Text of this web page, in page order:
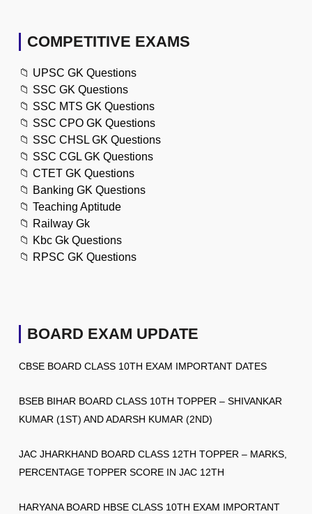
COMPETITIVE EXAMS
📁 UPSC GK Questions
📁 SSC GK Questions
📁 SSC MTS GK Questions
📁 SSC CPO GK Questions
📁 SSC CHSL GK Questions
📁 SSC CGL GK Questions
📁 CTET GK Questions
📁 Banking GK Questions
📁 Teaching Aptitude
📁 Railway Gk
📁 Kbc Gk Questions
📁 RPSC GK Questions
BOARD EXAM UPDATE
CBSE BOARD CLASS 10TH EXAM IMPORTANT DATES
BSEB BIHAR BOARD CLASS 10TH TOPPER – SHIVANKAR
KUMAR (1ST) AND ADARSH KUMAR (2ND)
JAC JHARKHAND BOARD CLASS 12TH TOPPER – MARKS,
PERCENTAGE TOPPER SCORE IN JAC 12TH
HARYANA BOARD HBSE CLASS 10TH EXAM IMPORTANT